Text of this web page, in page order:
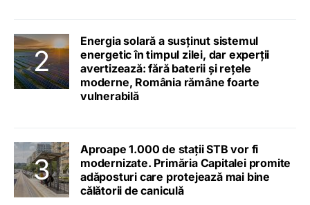
Energia solară a susținut sistemul
energetic în timpul zilei, dar experții
avertizează: fără baterii și rețele
moderne, România rămâne foarte
vulnerabilă
Aproape 1.000 de stații STB vor fi
modernizate. Primăria Capitalei promite
adăposturi care protejează mai bine
călătorii de caniculă